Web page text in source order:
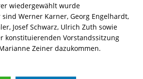
wiedergewählt wurde
Werner Karner, Georg Engelhardt,
Josef Schwarz, Ulrich Zuth sowie
konstituierenden Vorstandssitzung
Zeiner dazukommen.